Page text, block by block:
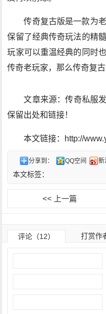
传奇复古版是一款为
保留了经典传奇玩法的精
玩家可以重温经典的同时
传奇老玩家，那么传奇复
文章来源：传奇私服
保留出处和链接！
本文链接：http://
分享到： QQ空间 新
本文标签：
<< 上一篇
评论（12） 打赏作